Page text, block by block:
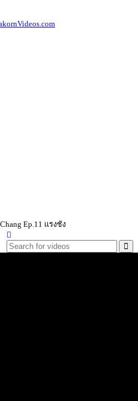
Ep.11 แรงชัง